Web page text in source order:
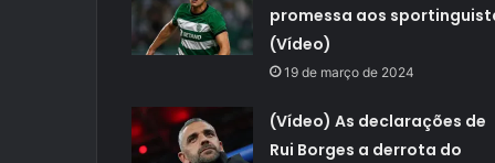
promessa aos
(Vídeo)
19 de março de 2024
(Vídeo) As declarações de
Rui Borges a derrota do